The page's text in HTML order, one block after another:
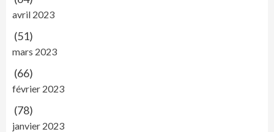
avril 2023
(51)
mars 2023
(66)
février 2023
(78)
janvier 2023